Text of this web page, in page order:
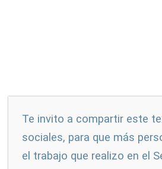
Te invito a compartir este
sociales, para que más
el trabajo que realizo en el